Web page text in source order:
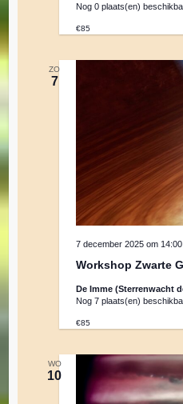
Nog 0 plaats(en)
€85
ZO
7
Workshop Zwarte
7 december 2025 om 14:00
De Imme (Sterrenwacht
Nog 7 plaats(en)
€85
WO
10